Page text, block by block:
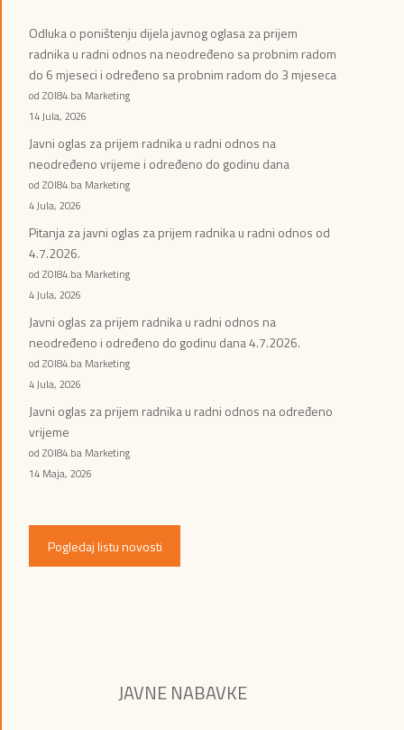
Odluka o poništenju dijela javnog oglasa za prijem
radnika u radni odnos na neodređeno sa probnim radom
do 6 mjeseci i određeno sa probnim radom do 3 mjeseca
od ZOI84.ba Marketing
14 Jula, 2026
Javni oglas za prijem radnika u radni odnos na
neodređeno vrijeme i određeno do godinu dana
od ZOI84.ba Marketing
4 Jula, 2026
Pitanja za javni oglas za prijem radnika u radni odnos od
4.7.2026.
od ZOI84.ba Marketing
4 Jula, 2026
Javni oglas za prijem radnika u radni odnos na
neodređeno i određeno do godinu dana 4.7.2026.
od ZOI84.ba Marketing
4 Jula, 2026
Javni oglas za prijem radnika u radni odnos na određeno
vrijeme
od ZOI84.ba Marketing
14 Maja, 2026
Pogledaj listu novosti
JAVNE NABAVKE